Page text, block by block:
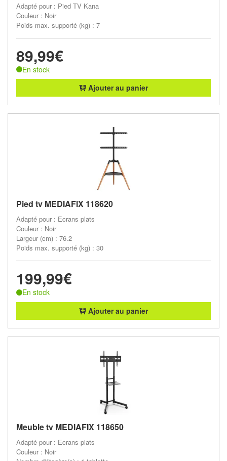
Adapté pour : Pied TV Kana
Couleur : Noir
Poids max. supporté (kg) : 7
89,99€
En stock
Ajouter au panier
Pied tv MEDIAFIX 118620
Adapté pour : Ecrans plats
Couleur : Noir
Largeur (cm) : 76.2
Poids max. supporté (kg) : 30
199,99€
En stock
Ajouter au panier
Meuble tv MEDIAFIX 118650
Adapté pour : Ecrans plats
Couleur : Noir